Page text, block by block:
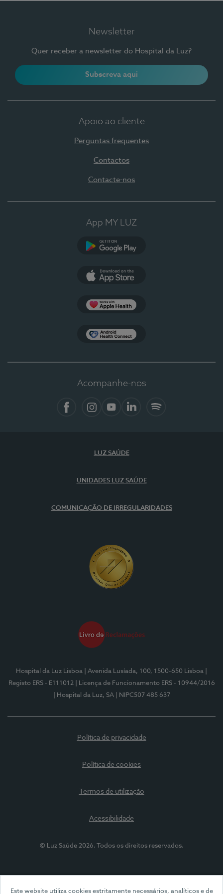
Este website utiliza cookies estritamente necessários, analíticos e de
Newsletter
Quer receber a newsletter do Hospital da Luz?
Subscreva aqui
Apoio ao cliente
Perguntas frequentes
Contactos
Contacte-nos
App MY LUZ
Acompanhe-nos
LUZ SAÚDE
UNIDADES LUZ SAÚDE
COMUNICAÇÃO DE IRREGULARIDADES
Hospital da Luz Lisboa | Avenida Lusíada, 100, 1500-650 Lisboa
Registo ERS - E111012
| Licença de Funcionamento ERS - 10944/2016
| Hospital da Luz, SA
| NIPC507 485 637
Política de privacidade
Política de cookies
Termos de utilização
Acessibilidade
© Luz Saúde 2026. Todos os direitos reservados.